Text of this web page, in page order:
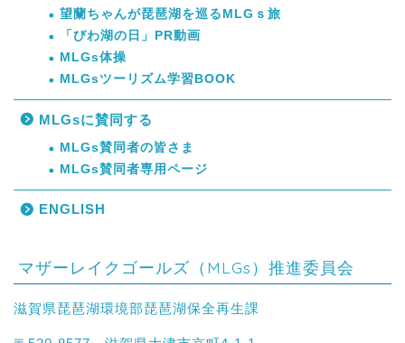
望蘭ちゃんが琵琶湖を巡るMLGｓ旅
「びわ湖の日」PR動画
MLGs体操
MLGsツーリズム学習BOOK
MLGsに賛同する
MLGs賛同者の皆さま
MLGs賛同者専用ページ
ENGLISH
マザーレイクゴールズ（MLGs）推進委員会
滋賀県琵琶湖環境部琵琶湖保全再生課